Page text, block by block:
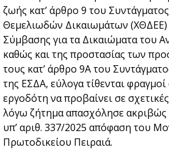
ζωής κατ’ άρθρο 9 του
Θεμελιωδών Δικαιωμάτων (ΧΘΔΕΕ)
Σύμβασης για τα Δικαιώματα του
καθώς και της προστασίας των
τους κατ’ άρθρο 9Α του
της ΕΣΔΑ, εύλογα τίθενται
εργοδότη να προβαίνει σε
λόγω ζήτημα απασχόλησε
υπ’ αριθ. 337/2025 απόφαση του
Πρωτοδικείου Πειραιά.